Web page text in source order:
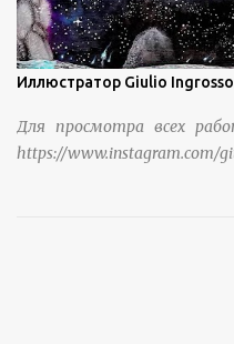
Иллюстратор Giulio Ingrosso
Для просмотра всех
https://www.instagram.com/